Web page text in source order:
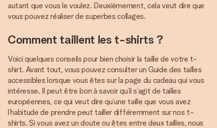
autant que vous le voulez. Deuxièmement, cela veut dire que
vous pouvez réaliser de superbes collages.
Comment taillent les t-shirts ?
Voici quelques conseils pour bien choisir la taille de votre t-
shirt. Avant tout, vous pouvez consulter un Guide des tailles
accessibles lorsque vous êtes sur la page du cadeau qui vous
intéresse. Il peut être bon à savoir qu’il s’agit de tailles
européennes, ce qui veut dire qu’une taille que vous avez
l’habitude de prendre peut tailler différemment sur nos t-
shirts. Si vous avez un doute ou êtes entre deux tailles, nous